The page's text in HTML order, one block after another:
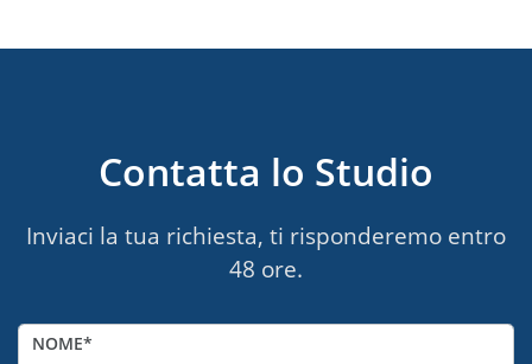
Contatta lo Studio
Inviaci la tua richiesta, ti risponderemo entro
48 ore.
NOME